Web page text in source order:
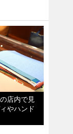
店内で見
やハンド